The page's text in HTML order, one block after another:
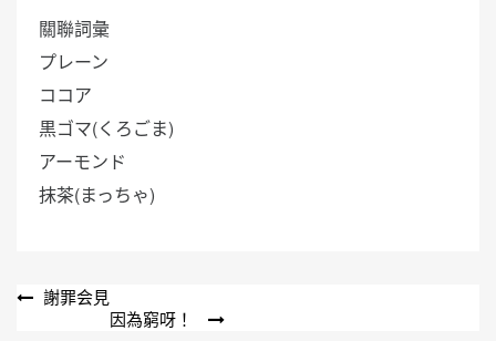
關聯詞彙
プレーン
ココア
黒ゴマ(くろごま)
アーモンド
抹茶(まっちゃ)
文 謝罪会見
因為窮呀！